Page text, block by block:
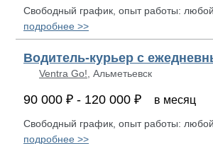
Свободный график, опыт работы:
подробнее >>
Водитель-курьер с
Ventra Go! , Альметьевск
90 000 ₽ - 120 000 ₽ в месяц
Свободный график, опыт работы:
подробнее >>